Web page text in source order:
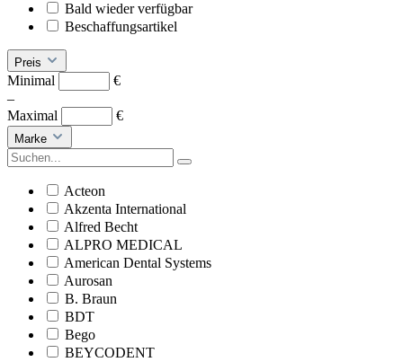
Bald wieder verfügbar
Beschaffungsartikel
Preis
Minimal
€
–
Maximal
€
Marke
Acteon
Akzenta International
Alfred Becht
ALPRO MEDICAL
American Dental Systems
Aurosan
B. Braun
BDT
Bego
BEYCODENT